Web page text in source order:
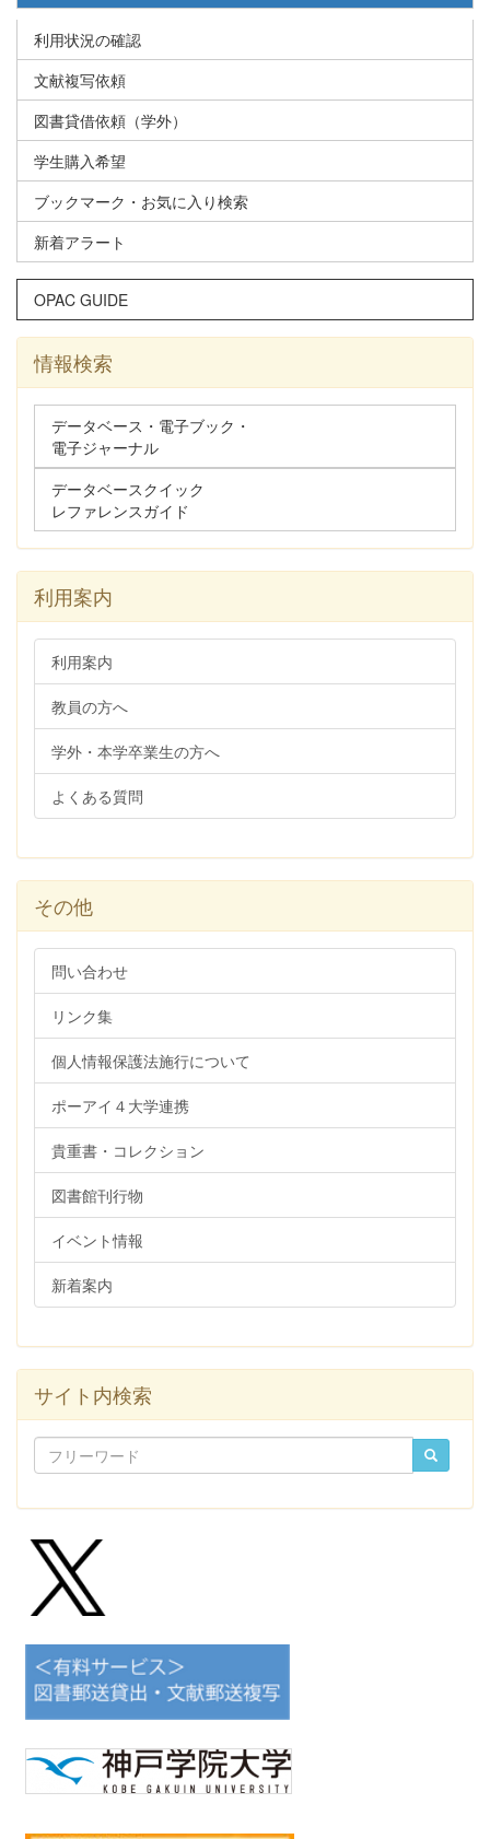
利用状況の確認
文献複写依頼
図書貸借依頼（学外）
学生購入希望
ブックマーク・お気に入り検索
新着アラート
OPAC GUIDE
情報検索
データベース・電子ブック・
電子ジャーナル
データベースクイック
レファレンスガイド
利用案内
利用案内
教員の方へ
学外・本学卒業生の方へ
よくある質問
その他
問い合わせ
リンク集
個人情報保護法施行について
ポーアイ４大学連携
貴重書・コレクション
図書館刊行物
イベント情報
新着案内
サイト内検索